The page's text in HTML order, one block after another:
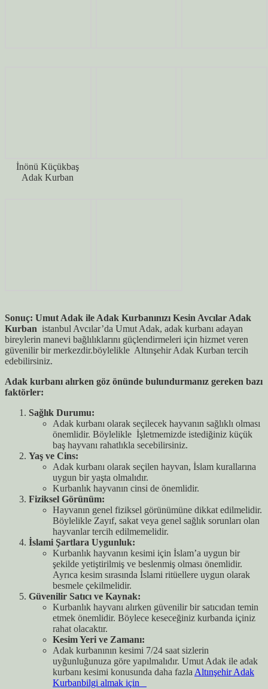
İnönü Küçükbaş
Adak Kurban
Sonuç: Umut Adak ile Adak Kurbanınızı Kesin Avcılar Adak
Kurban istanbul Avcılar’da Umut Adak, adak kurbanı adayan
bireylerin manevi bağlılıklarını güçlendirmeleri için hizmet veren
güvenilir bir merkezdir.böylelikle Altınşehir Adak Kurban tercih
edebilirsiniz.
Adak kurbanı alırken göz önünde bulundurmanız gereken bazı
faktörler:
Sağlık Durumu:
Adak kurbanı olarak seçilecek hayvanın sağlıklı olması
önemlidir. Böylelikle İşletmemizde istediğiniz küçük
baş hayvanı rahatlıkla secebilirsiniz.
Yaş ve Cins:
Adak kurbanı olarak seçilen hayvan, İslam kurallarına
uygun bir yaşta olmalıdır.
Kurbanlık hayvanın cinsi de önemlidir.
Fiziksel Görünüm:
Hayvanın genel fiziksel görünümüne dikkat edilmelidir.
Böylelikle Zayıf, sakat veya genel sağlık sorunları olan
hayvanlar tercih edilmemelidir.
İslami Şartlara Uygunluk:
Kurbanlık hayvanın kesimi için İslam’a uygun bir
şekilde yetiştirilmiş ve beslenmiş olması önemlidir.
Ayrıca kesim sırasında İslami ritüellere uygun olarak
besmele çekilmelidir.
Güvenilir Satıcı ve Kaynak:
Kurbanlık hayvanı alırken güvenilir bir satıcıdan temin
etmek önemlidir. Böylece keseceğiniz kurbanda içiniz
rahat olacaktır.
Kesim Yeri ve Zamanı:
Adak kurbanının kesimi 7/24 saat sizlerin
uyğunluğunuza göre yapılmalıdır. Umut Adak ile adak
kurbanı kesimi konusunda daha fazla Altınşehir Adak
Kurbanbilgi almak için